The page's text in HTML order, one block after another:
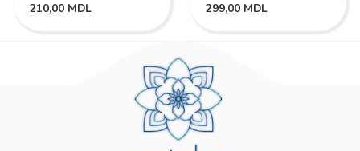
210,00 MDL 299,00 MDL